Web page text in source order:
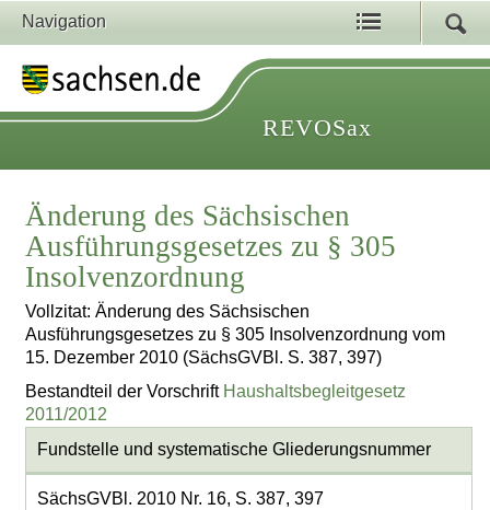
Navigation
REVOSax
Änderung des Sächsischen
Ausführungsgesetzes zu § 305
Insolvenzordnung
Vollzitat: Änderung des Sächsischen
Ausführungsgesetzes zu § 305 Insolvenzordnung vom
15. Dezember 2010 (SächsGVBl. S. 387, 397)
Bestandteil der Vorschrift Haushaltsbegleitgesetz
2011/2012
Fundstelle und systematische Gliederungsnummer
SächsGVBl. 2010 Nr. 16, S. 387, 397